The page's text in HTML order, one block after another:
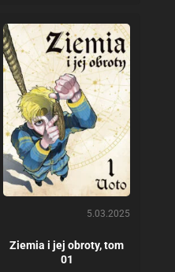
5.03.2025
Ziemia i jej obroty, tom
01